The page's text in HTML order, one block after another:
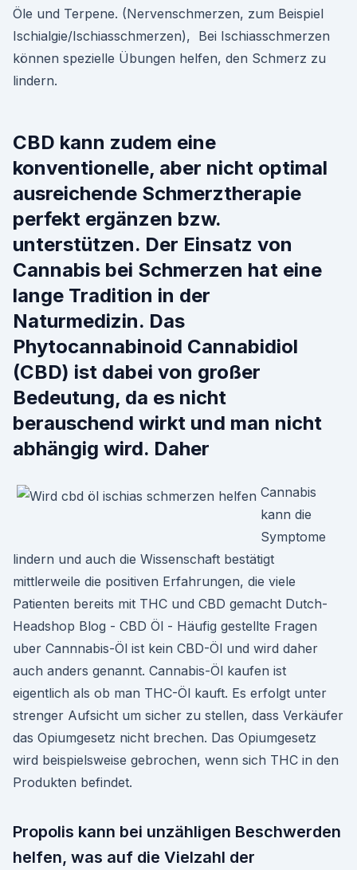
Öle und Terpene. (Nervenschmerzen, zum Beispiel
Ischialgie/Ischiasschmerzen), Bei Ischiasschmerzen
können spezielle Übungen helfen, den Schmerz zu
lindern.
CBD kann zudem eine
konventionelle, aber nicht optimal
ausreichende Schmerztherapie
perfekt ergänzen bzw.
unterstützen. Der Einsatz von
Cannabis bei Schmerzen hat eine
lange Tradition in der
Naturmedizin. Das
Phytocannabinoid Cannabidiol
(CBD) ist dabei von großer
Bedeutung, da es nicht
berauschend wirkt und man nicht
abhängig wird. Daher
Cannabis
kann die
Symptome
lindern und auch die Wissenschaft bestätigt
mittlerweile die positiven Erfahrungen, die viele
Patienten bereits mit THC und CBD gemacht Dutch-
Headshop Blog - CBD Öl - Häufig gestellte Fragen
uber Cannnabis-Öl ist kein CBD-Öl und wird daher
auch anders genannt. Cannabis-Öl kaufen ist
eigentlich als ob man THC-Öl kauft. Es erfolgt unter
strenger Aufsicht um sicher zu stellen, dass Verkäufer
das Opiumgesetz nicht brechen. Das Opiumgesetz
wird beispielsweise gebrochen, wenn sich THC in den
Produkten befindet.
Propolis kann bei unzähligen Beschwerden
helfen, was auf die Vielzahl der